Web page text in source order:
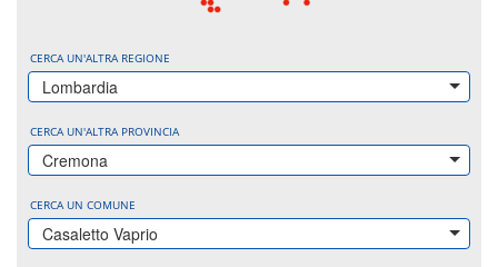
CERCA UN'ALTRA REGIONE
Lombardia
CERCA UN'ALTRA PROVINCIA
Cremona
CERCA UN COMUNE
Casaletto Vaprio